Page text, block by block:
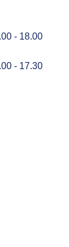
- 18.00
- 17.30